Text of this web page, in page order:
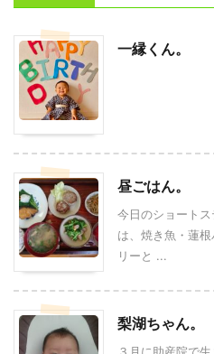
一縁くん。
昼ごはん。
今日のショート
は、焼き魚・蓮
リーと ...
梨湖ちゃん。
３月に助産院で